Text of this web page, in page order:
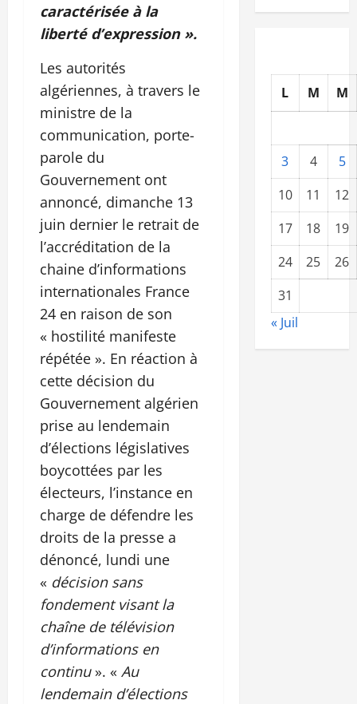
caractérisée à la
liberté d’expression ».
Les autorités
algériennes, à travers le
ministre de la
communication, porte-
parole du
Gouvernement ont
annoncé, dimanche 13
juin dernier le retrait de
l’accréditation de la
chaine d’informations
internationales France
24 en raison de son
« hostilité manifeste
répétée ». En réaction à
cette décision du
Gouvernement algérien
prise au lendemain
d’élections législatives
boycottées par les
électeurs, l’instance en
charge de défendre les
droits de la presse a
dénoncé, lundi une
« décision sans
fondement visant la
chaîne de télévision
d’informations en
continu». « Au
lendemain d’élections
L M M
3 4
5
10
11
12
17
18
19
24
25
26
31
« Juil